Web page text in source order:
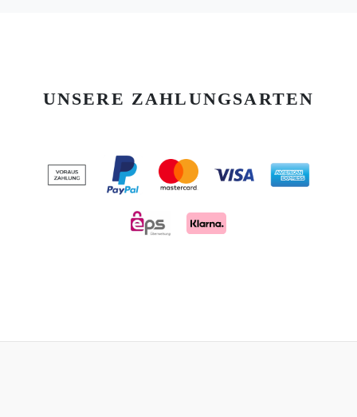
UNSERE ZAHLUNGSARTEN